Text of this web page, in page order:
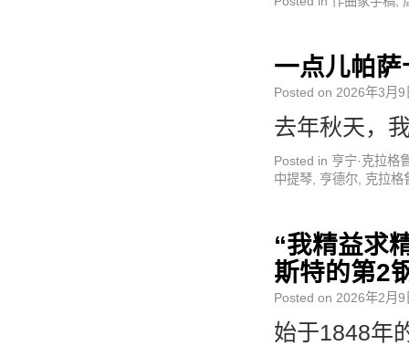
一点儿帕
Posted on 2026年3月9
去年秋天，
Posted in 亨宁·克拉格
中提琴 亨德尔 克拉格
“我精益求
斯特的第2
Posted on 2026年2月9
始于1848